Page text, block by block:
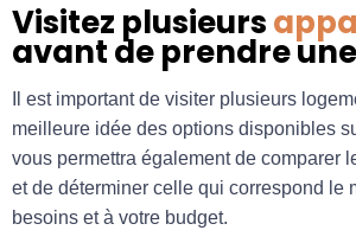
Visitez plusieurs
avant de prendre
Il est important de visiter plusieurs
meilleure idée des options disponibles
vous permettra également de comparer
et de déterminer celle qui correspond le
besoins et à votre budget.